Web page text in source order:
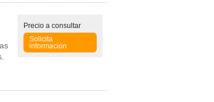
Precioa consultar
Solicita
información